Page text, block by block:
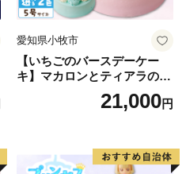
愛知県小牧市
【いちごのバースデーケー
キ】マカロンとティアラのケ
ーキ スイーツ 日時指定可 デ
ザート 洋菓子 お取り寄せ 愛
デコレーションケーキ ホー
ルケーキ
21,000円